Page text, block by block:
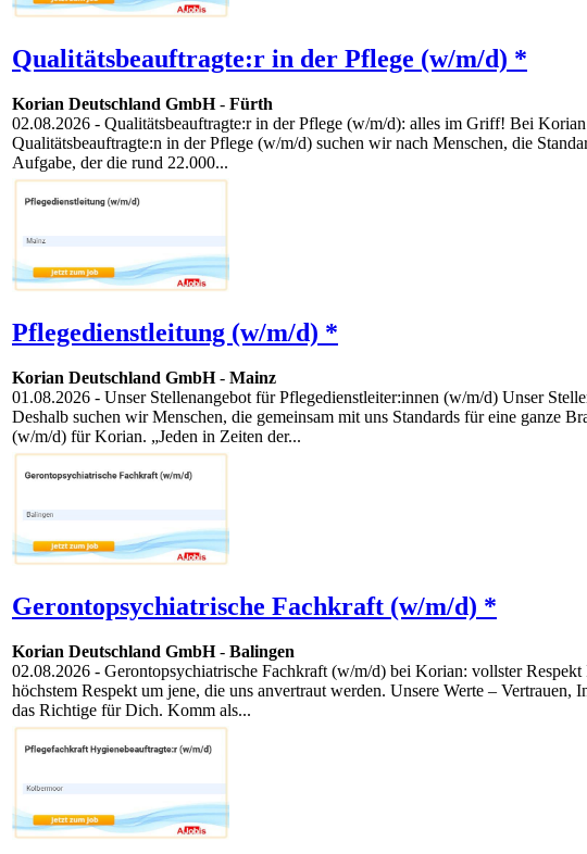
Qualitätsbeauftragte:r in der Pflege (w/m/d) *
Korian Deutschland GmbH- Fürth
02.08.2026 - Qualitätsbeauftragte:r in der Pflege (w/m/d): alles im Griff! Bei
Qualitätsbeauftragte:n in der Pflege (w/m/d) suchen wir nach Menschen, die
Aufgabe, der die rund 22.000...
Pflegedienstleitung (w/m/d) *
Korian Deutschland GmbH- Mainz
01.08.2026 - Unser Stellenangebot für Pflegedienstleiter:innen (w/m/d) Unser
Deshalb suchen wir Menschen, die gemeinsam mit uns Standards für eine ganze
(w/m/d) für Korian. „Jeden in Zeiten der...
Gerontopsychiatrische Fachkraft (w/m/d) *
Korian Deutschland GmbH- Balingen
02.08.2026 - Gerontopsychiatrische Fachkraft (w/m/d) bei Korian: vollster
höchstem Respekt um jene, die uns anvertraut werden. Unsere Werte –
das Richtige für Dich. Komm als...